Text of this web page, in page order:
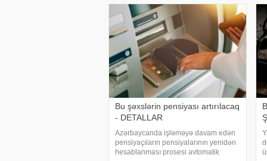
maqnit fırtınaları nə vaxt baş verəcək?
Bu şəxslərin pensiyası artırılacaq
- DETALLAR
Azərbaycanda işləməyə davam edən
pensiyaçıların pensiyalarının yenidən
hesablanması prosesi avtomatik